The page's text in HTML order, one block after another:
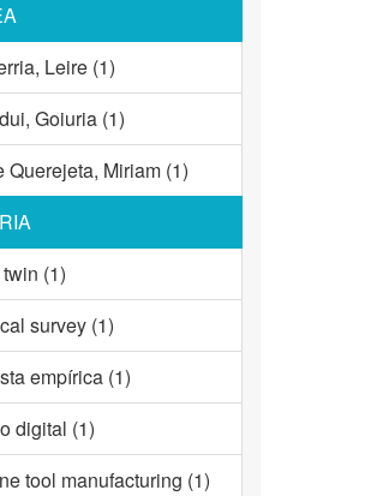
Leire (1)
Goiuria (1)
Querejeta, Miriam (1)
(1)
survey (1)
empírica (1)
digital (1)
tool manufacturing (1)